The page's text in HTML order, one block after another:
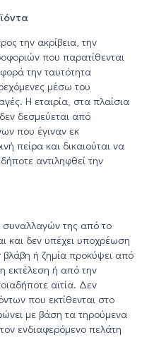
την ακρίβεια, την
που παρατίθενται
την ταυτότητα
μέσω του
Η εταιρία, στα πλαίσια
δεσμεύεται από
που έγιναν εκ
πείρα και δικαιούται να
αντιληφθεί την
της από το
και δεν υπέχει υποχρέωση
ή ζημία προκύψει από
εκτέλεση ή από την
αιτία. Δεν
που εκτίθενται στο
με βάση τα τηρούμενα
ενδιαφερόμενο πελάτη